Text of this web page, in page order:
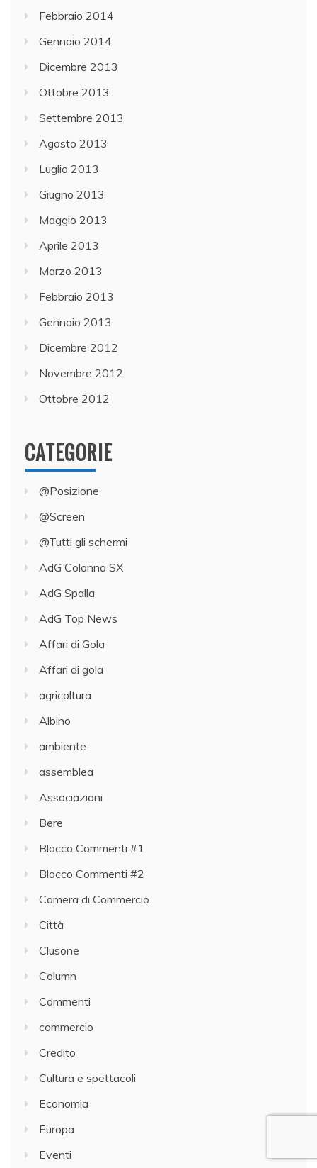
Febbraio 2014
Gennaio 2014
Dicembre 2013
Ottobre 2013
Settembre 2013
Agosto 2013
Luglio 2013
Giugno 2013
Maggio 2013
Aprile 2013
Marzo 2013
Febbraio 2013
Gennaio 2013
Dicembre 2012
Novembre 2012
Ottobre 2012
CATEGORIE
@Posizione
@Screen
@Tutti gli schermi
AdG Colonna SX
AdG Spalla
AdG Top News
Affari di Gola
Affari di gola
agricoltura
Albino
ambiente
assemblea
Associazioni
Bere
Blocco Commenti #1
Blocco Commenti #2
Camera di Commercio
Città
Clusone
Column
Commenti
commercio
Credito
Cultura e spettacoli
Economia
Europa
Eventi